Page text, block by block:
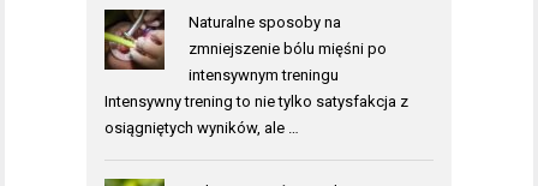
Naturalne sposoby na
zmniejszenie bólu mięśni po
intensywnym treningu
Intensywny trening to nie tylko satysfakcja z
osiągniętych wyników, ale …